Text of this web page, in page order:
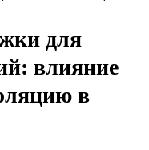
для
влияние
в